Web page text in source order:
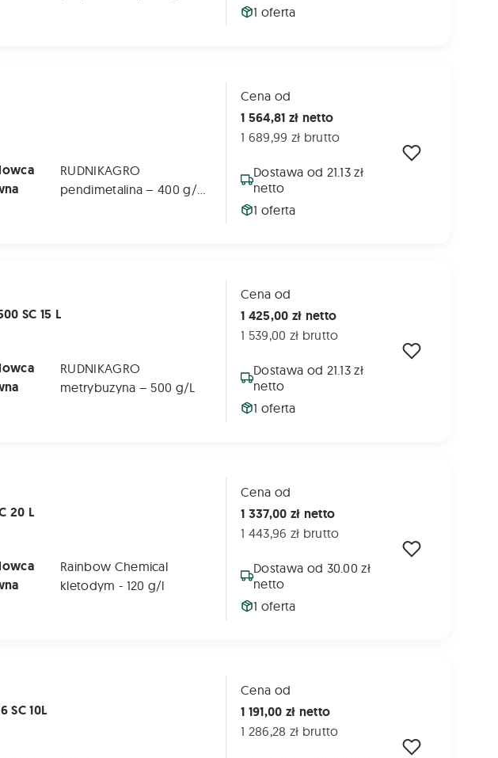
1 oferta
RUDNIKAGRO
Cena od
1 564,81 zł netto
1 689,99 zł brutto
Dostawa od 21.13 zł
netto
1 oferta
SC 15 L
RUDNIKAGRO
metrybuzyna – 500 g/L
Cena od
1 425,00 zł netto
1 539,00 zł brutto
Dostawa od 21.13 zł
netto
1 oferta
20 L
Rainbow Chemical
kletodym - 120 g/l
Cena od
1 337,00 zł netto
1 443,96 zł brutto
Dostawa od 30.00 zł
netto
1 oferta
SC 10L
Cena od
1 191,00 zł netto
1 286,28 zł brutto